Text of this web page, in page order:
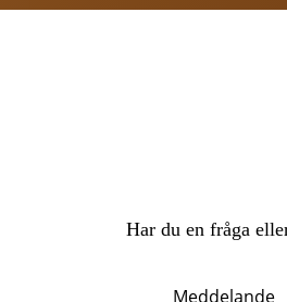
Har du en fråga
Meddelande